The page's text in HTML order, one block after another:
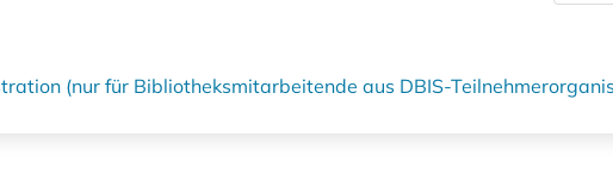
(nur für Bibliotheksmitarbeitende aus DBIS-